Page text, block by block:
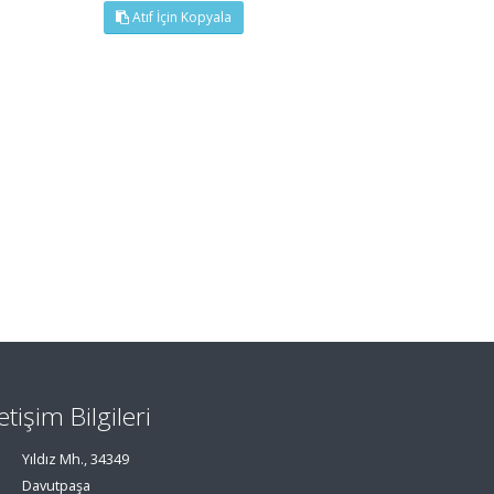
Atıf İçin Kopyala
Bilgileri
Yıldız Mh., 34349
Davutpaşa